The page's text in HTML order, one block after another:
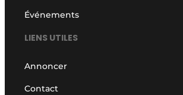
Événements
LIENS UTILES
Annoncer
Contact